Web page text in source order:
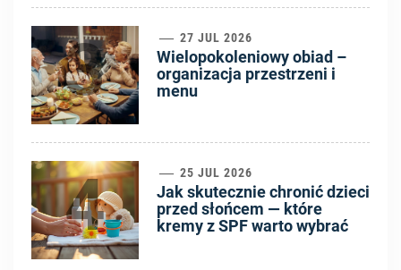
3 27 JUL 2026
Wielopokoleniowy obiad –
organizacja przestrzeni i
menu
4 25 JUL 2026
Jak skutecznie chronić dzieci
przed słońcem — które
kremy z SPF warto wybrać